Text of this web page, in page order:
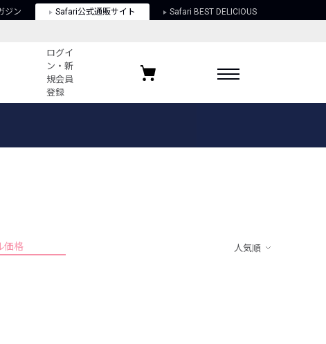
ジン Safari公式通販サイト Safari BEST DELICIOUS
ログイ
ン・新
規会員
登録
ポリシー
お気に入りブランド
価格 人気順